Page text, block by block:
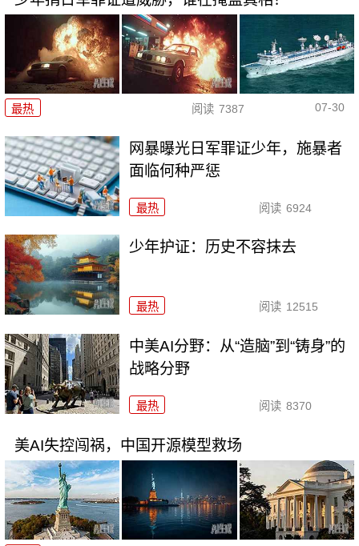
最热 阅读 7387 07-30
网暴曝光日军罪证少年，施暴者
面临何种严惩
最热 阅读 6924
少年护证：历史不容抹去
最热 阅读 12515
中美AI分野：从“造脑”到“铸身”的
战略分野
最热 阅读 8370
美AI失控闯祸，中国开源模型救场